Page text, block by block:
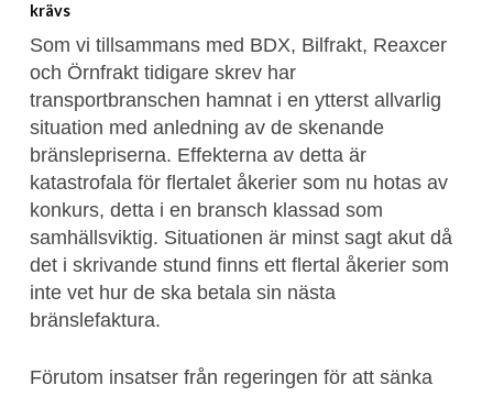
krävs
Som vi tillsammans med BDX, Bilfrakt, Reaxcer
och Örnfrakt tidigare skrev har
transportbranschen hamnat i en ytterst allvarlig
situation med anledning av de skenande
bränslepriserna. Effekterna av detta är
katastrofala för flertalet åkerier som nu hotas av
konkurs, detta i en bransch klassad som
samhällsviktig. Situationen är minst sagt akut då
det i skrivande stund finns ett flertal åkerier som
inte vet hur de ska betala sin nästa
bränslefaktura.
Förutom insatser från regeringen för att sänka